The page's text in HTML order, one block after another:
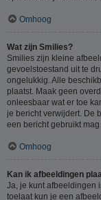
Omhoog
Wat zijn Smilies?
Smilies zijn kleine
gevoelstoestand uit te
ongelukkig. Alle
plaatst. Maak geen
onleesbaar wat er toe
je bericht verwijdert. De
een bericht gebruikt
Omhoog
Kan ik afbeeldingen
Ja, je kunt afbeeldingen
toelaat kun je een